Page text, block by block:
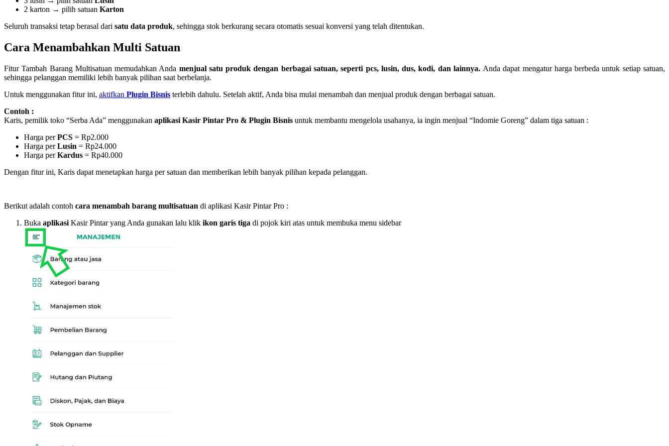
2 karton → pilih satuan Karton
Seluruh transaksi tetap berasal dari satu data produk, sehingga stok berkurang secara otomatis sesuai konversi yang telah ditentukan.
Cara Menambahkan Multi Satuan
Fitur Tambah Barang Multisatuan memudahkan Anda menjual satu produk dengan berbagai satuan, seperti pcs, lusin, dus, kodi, dan lainnya.Anda dapat mengatur harga berbeda untuk setiap satuan,
sehingga pelanggan memiliki lebih banyak pilihan saat berbelanja.
Untuk menggunakan fitur ini, aktifkan Plugin Bisnis terlebih dahulu. Setelah aktif, Anda bisa mulai menambah dan menjual produk dengan berbagai satuan.
Contoh :
Karis, pemilik toko “Serba Ada” menggunakan aplikasi Kasir Pintar Pro & Plugin Bisnis untuk membantu mengelola usahanya, ia ingin menjual “Indomie Goreng” dalam tiga satuan :
Harga perPCS = Rp2.000
Harga perLusin = Rp24.000
Harga perKardus = Rp40.000
Dengan fitur ini, Karis dapat menetapkan harga per satuan dan memberikan lebih banyak pilihan kepada pelanggan.
Berikut adalah contoh cara menambah barang multisatuan di aplikasi Kasir Pintar Pro :
Buka aplikasi Kasir Pintar yang Anda gunakan lalu klik ikon garis tiga di pojok kiri atas untuk membuka menu sidebar